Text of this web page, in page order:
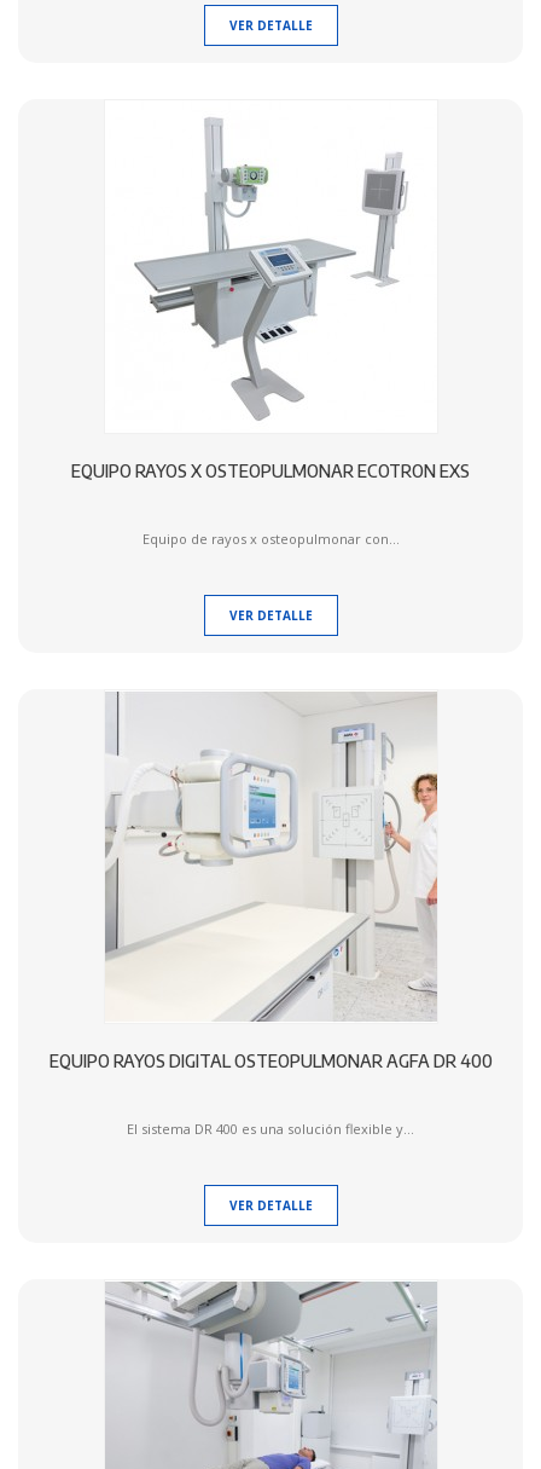
VER DETALLE
EQUIPO RAYOS X OSTEOPULMONAR ECOTRON EXS
Equipo de rayos x osteopulmonar con...
VER DETALLE
EQUIPO RAYOS DIGITAL OSTEOPULMONAR AGFA DR 400
El sistema DR 400 es una solución flexible y...
VER DETALLE